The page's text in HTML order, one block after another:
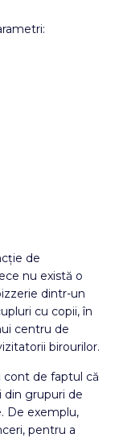
de
nu există o
dintr-un
cu copii, în
centru de
birourilor.
de faptul că
grupuri de
De exemplu,
pentru a